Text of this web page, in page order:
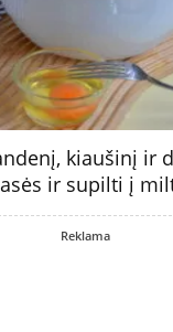
kiaušinį ir
ir supilti į
Reklama